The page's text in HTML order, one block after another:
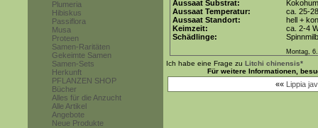
Plumeria
Hibiskus
Passiflora
Musa
Proteen
Samen-Raritäten
Gekeimte Samen
Samen-Sets
Herkunft
PFLANZEN SHOP
Bücher
Alles für die Anzucht
Alle Artikel
Angebote
Neue Produkte
Aussaat Substrat:
Aussaat Temperatur:
ca. 25-
Aussaat Standort:
hell +
Keimzeit:
ca. 2-4
Schädlinge:
Montag,
Ich habe eine Frage zu Litchi chinensis*
Für weitere Informationen,
«« Lippia